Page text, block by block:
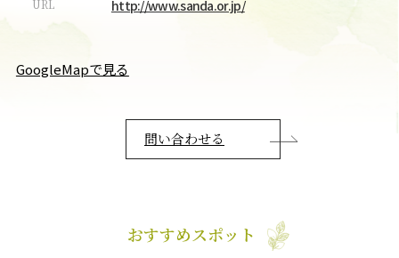
URL http://www.sanda.or.jp/
GoogleMapで見る
問い合わせる
おすすめスポット